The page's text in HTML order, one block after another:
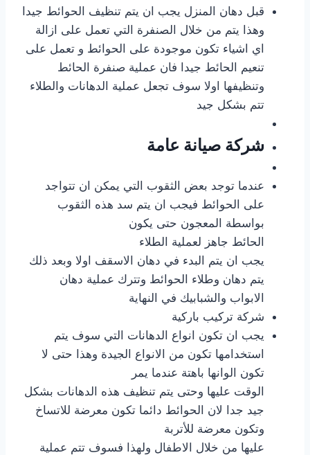
قبل دهان المنزل يجب ان يتم تنظيف الحوائط جيدا
وهذا يتم من خلال الصنفرة التي تعمل على ازالة
اي اشياء تكون موجودة على الحوائط و تعمل على
تنعيم الحائط جيدا فان عملية صنفرة الحائط
وتنظيفها اولا سوف تجعل عملية الدهانات والطلاء
تتم بشكل جيد
شركة صيانة عامة
عندما توجد بعض الثقوب التي يمكن ان تتواجد
على الحوائط فيجب ان يتم سد هذه الثقوب
بواسطة المعجون حتى يكون
الحائط جاهز لعملية الطلاء
يجب ان يتم البدء في دهان الاسقف اولا وبعد ذلك
يتم دهان وطلاء الحوائط وتترك عملية دهان
الابواب والشبابيك في النهاية
شركة تركيب باركية
يجب ان تكون انواع الدهانات التي سوف يتم
استخدامها تكون من الانواع الجيدة وهذا حتى لا
تكون الوانها باهتة عندما يمر
الوقت عليها وحتى يتم تنظيف هذه الدهانات بشكل
جيد جدا لان الحوائط دائما تكون معرضة للاتساخ
وتكون معرضة للأتربة
عليها من خلال الاطفال ولهذا فسوف تتم عملية